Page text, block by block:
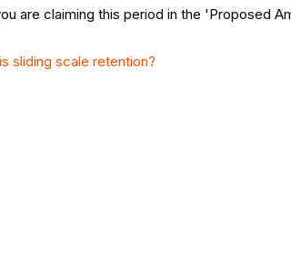
are claiming this period in the 'Proposed
sliding scale retention?